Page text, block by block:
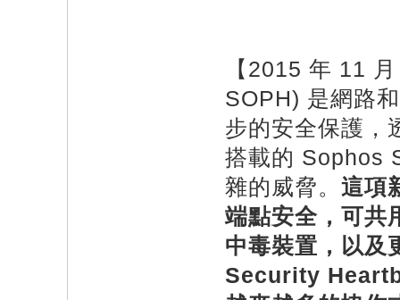
【2015 年 11
SOPH) 是網路
步的安全保護，
搭載的 Sophos
雜的威脅。 這項
端點安全，可共
中毒裝置，以及
Security